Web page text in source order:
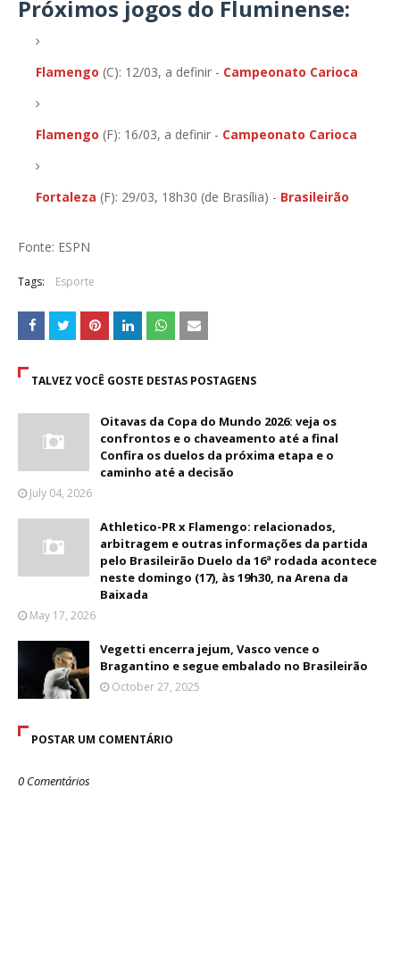
Próximos jogos do Fluminense:
Flamengo (C): 12/03, a definir - Campeonato Carioca
Flamengo (F): 16/03, a definir - Campeonato Carioca
Fortaleza (F): 29/03, 18h30 (de Brasília) - Brasileirão
Fonte: ESPN
Tags: Esporte
TALVEZ VOCÊ GOSTE DESTAS POSTAGENS
Oitavas da Copa do Mundo 2026: veja os
confrontos e o chaveamento até a final
Confira os duelos da próxima etapa e o
caminho até a decisão
July 04, 2026
Athletico-PR x Flamengo: relacionados,
arbitragem e outras informações da partida
pelo Brasileirão Duelo da 16ª rodada acontece
neste domingo (17), às 19h30, na Arena da
Baixada
May 17, 2026
Vegetti encerra jejum, Vasco vence o
Bragantino e segue embalado no Brasileirão
October 27, 2025
POSTAR UM COMENTÁRIO
0 Comentários